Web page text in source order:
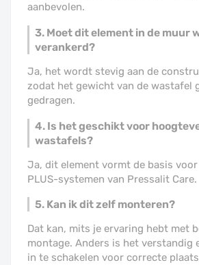
aanbevolen.
3. Moet dit element in de muur
verankerd?
Ja, het wordt stevig aan de
zodat het gewicht van de wastafel
gedragen.
4. Is het geschikt voor
wastafels?
Ja, dit element vormt de basis
PLUS-systemen van Pressalit Care.
5. Kan ik dit zelf monteren?
Dat kan, mits je ervaring hebt met
montage. Anders is het verstandig
in te schakelen voor correcte